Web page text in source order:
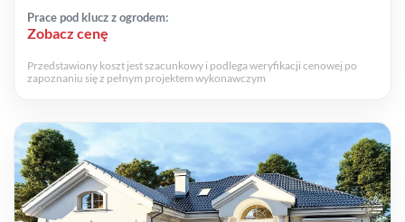
Prace pod klucz z ogrodem:
Zobacz cenę
Przedstawiony koszt jest szacunkowy i podlega weryfikacji cenowej po
zapoznaniu się z pełnym projektem wykonawczym